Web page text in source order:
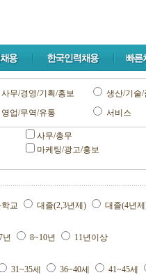
사무/경영/기획/홍보
생산/기술
영업/무역/유통 서비스
사무/총무
마케팅/광고/홍보
교 대졸(2,3년제) 대졸(4년
년 8~10년 11년이상
31~35세 36~40세 41~45세